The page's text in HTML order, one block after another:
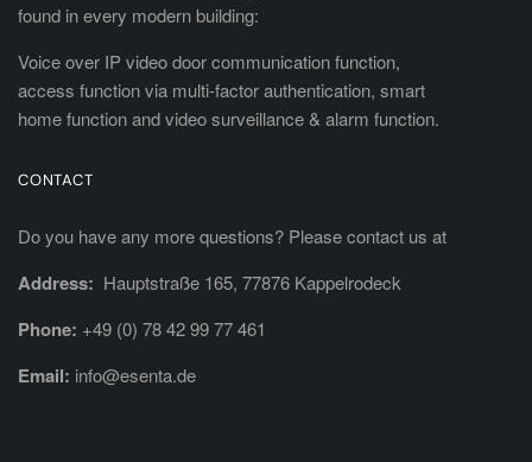
found in every modern building:
Voice over IP video door communication function,
access function via multi-factor authentication, smart
home function and video surveillance & alarm function.
CONTACT
Do you have any more questions? Please contact us at
Address: Hauptstraße 165, 77876 Kappelrodeck
Phone: +49 (0) 78 42 99 77 461
Email: info@esenta.de